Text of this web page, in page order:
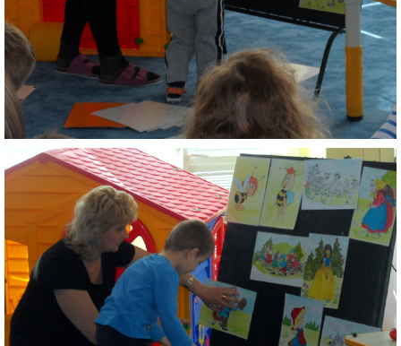
ORGANIZÁCIA DŇA
TLAČIVÁ
ŠKOLSKÝ ČASOPIS KUKUČKA
JEDÁLNY LÍSTOK
RECEPTY
PROJEKTY